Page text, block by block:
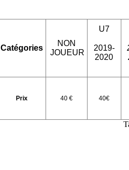
Catégories
NON
JOUEUR
U7
2019-
2020
Prix 40 € 40€